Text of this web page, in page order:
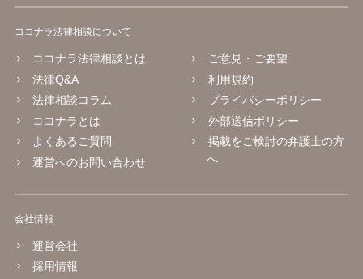
ココナラ法律相談について
ココナラ法律相談とは
法律Q&A
法律相談コラム
ココナラとは
よくあるご質問
運営へのお問い合わせ
ご意見・ご要望
利用規約
プライバシーポリシー
外部送信ポリシー
掲載をご検討の弁護士の方
へ
会社情報
運営会社
採用情報